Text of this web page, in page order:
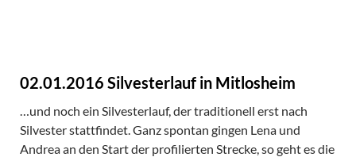
02.01.2016 Silvesterlauf in Mitlosheim
…und noch ein Silvesterlauf, der traditionell erst nach
Silvester stattfindet. Ganz spontan gingen Lena und
Andrea an den Start der profilierten Strecke, so geht es die